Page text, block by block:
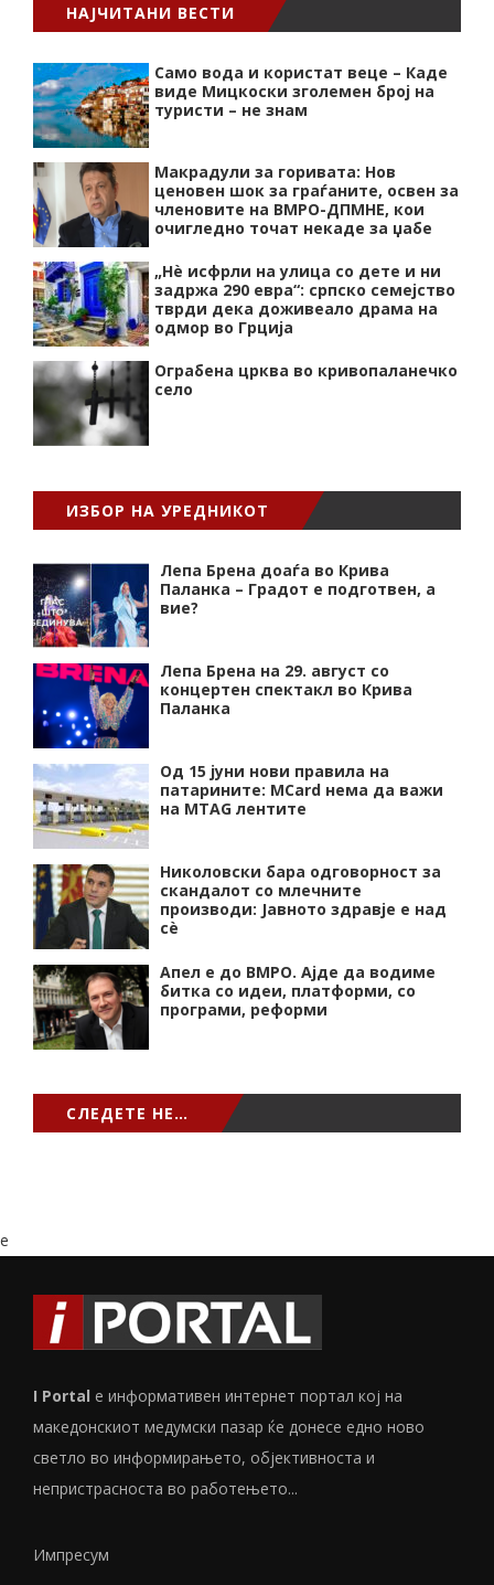
НАЈЧИТАНИ ВЕСТИ
Само вода и користат веце – Каде
виде Мицкоски зголемен број на
туристи – не знам
Макрадули за горивата: Нов
ценовен шок за граѓаните, освен за
членовите на ВМРО-ДПМНЕ, кои
очигледно точат некаде за џабе
„Нѐ исфрли на улица со дете и ни
задржа 290 евра“: српско семејство
тврди дека доживеало драма на
одмор во Грција
Ограбена црква во кривопаланечко
село
ИЗБОР НА УРЕДНИКОТ
Лепа Брена доаѓа во Крива
Паланка – Градот е подготвен, а
вие?
Лепа Брена на 29. август со
концертен спектакл во Крива
Паланка
Од 15 јуни нови правила на
патарините: MCard нема да важи
на MTAG лентите
Николовски бара одговорност за
скандалот со млечните
производи: Јавното здравје е над
сѐ
Апел е до ВМРО. Ајде да водиме
битка со идеи, платформи, со
програми, реформи
СЛЕДЕТЕ НЕ…
e
I Portal е информативен интернет портал кој на
македонскиот медумски пазар ќе донесе едно ново
светло во информирањето, објективноста и
непристрасноста во работењето...
Импресум